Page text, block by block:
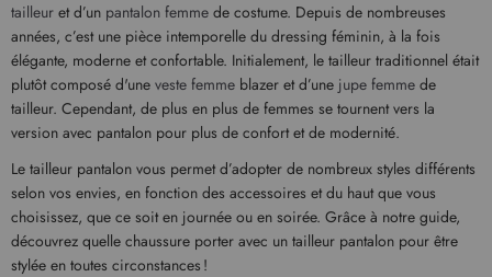
tailleur et d’un pantalon femme de costume. Depuis de nombreuses
années, c’est une pièce intemporelle du dressing féminin, à la fois
élégante, moderne et confortable. Initialement, le tailleur traditionnel était
plutôt composé d'une veste femme blazer et d’une jupe femme de
tailleur. Cependant, de plus en plus de femmes se tournent vers la
version avec pantalon pour plus de confort et de modernité.
Le tailleur pantalon vous permet d’adopter de nombreux styles différents
selon vos envies, en fonction des accessoires et du haut que vous
choisissez, que ce soit en journée ou en soirée. Grâce à notre guide,
découvrez quelle chaussure porter avec un tailleur pantalon pour être
stylée en toutes circonstances !